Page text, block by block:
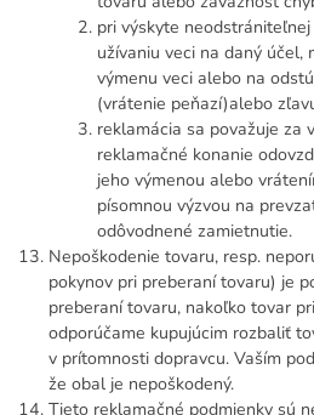
pri výskyte
užívaniu veci na daný účel,
výmenu veci alebo na
(vrátenie peňazí)alebo
reklamácia sa považuje za
reklamačné konanie
jeho výmenou alebo
písomnou výzvou na
odôvodnené zamietnutie.
Nepoškodenie tovaru, resp.
pokynov pri preberaní tovaru) je
preberaní tovaru, nakoľko tovar
odporúčame kupujúcim rozbaliť
v prítomnosti dopravcu. Vaším
že obal je nepoškodený.
Tieto reklamačné podmienky sú